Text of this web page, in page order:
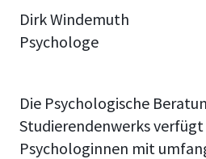
Dirk Windemuth
Psychologe
Die Psychologische
Studierendenwerks verfügt
Psychologinnen mit